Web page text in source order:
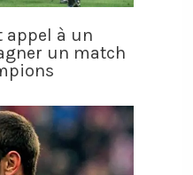
appel à un
un match